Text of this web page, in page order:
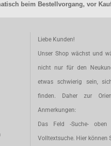
beim Bestellvorgang, vor
Liebe Kunden!
Unser Shop wächst und
nicht nur für den
etwas schwierig sein,
finden. Daher zur
Anmerkungen:
Das Feld -Suche-
Volltextsuche. Hier können